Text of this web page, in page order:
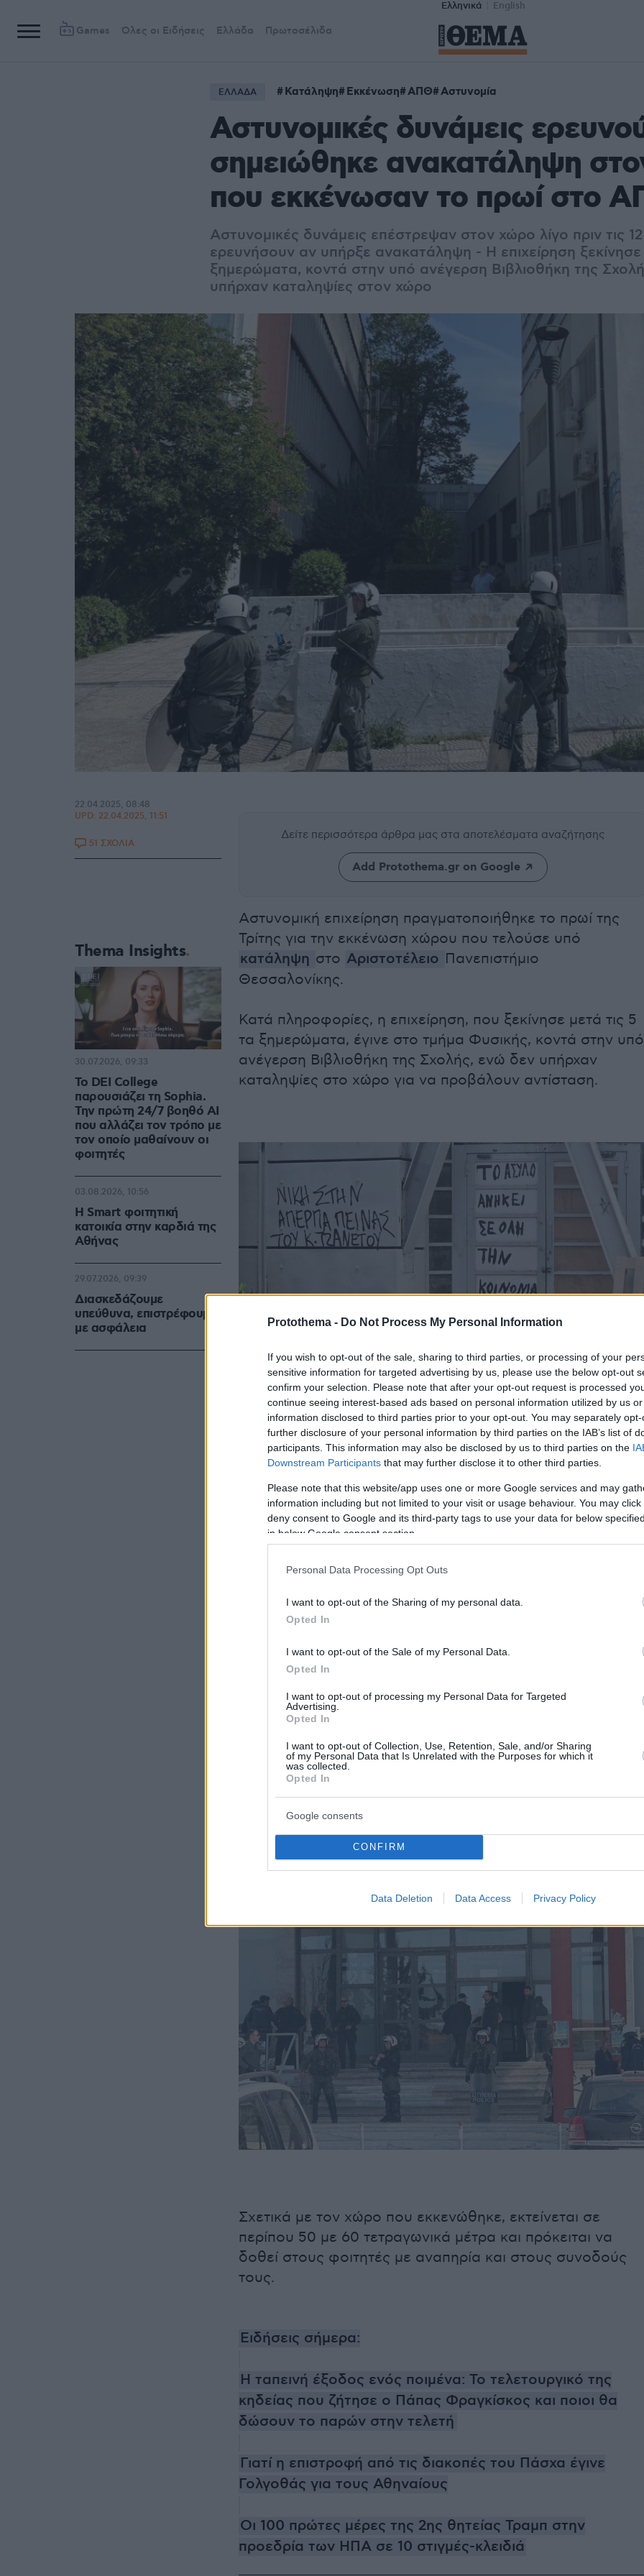
Protothema - Do Not Process My Personal Information
If you wish to opt-out of the sale, sharing to third parties, or processing of your
sensitive information for targeted advertising by us, please use the below opt-out
confirm your selection. Please note that after your opt-out request is processed
continue seeing interest-based ads based on personal information utilized by us
information disclosed to third parties prior to your opt-out. You may separately
further disclosure of your personal information by third parties on the IAB’s list of
participants. This information may also be disclosed by us to third parties on the
Downstream Participants that may further disclose it to other third parties.
Please note that this website/app uses one or more Google services and may
information including but not limited to your visit or usage behaviour. You may
deny consent to Google and its third-party tags to use your data for below
in below Google consent section.
Personal Data Processing Opt Outs
I want to opt-out of the Sharing of my personal data.
Opted In
I want to opt-out of the Sale of my Personal Data.
Opted In
I want to opt-out of processing my Personal Data for Targeted
Advertising.
Opted In
I want to opt-out of Collection, Use, Retention, Sale, and/or Sharing
of my Personal Data that Is Unrelated with the Purposes for which it
was collected.
Opted In
Google consents
CONFIRM
Data Deletion Data Access Privacy Policy
Ελληνικά English
Games Όλες οι Ειδήσεις Ελλάδα Πρωτοσέλιδα
ΕΛΛΑΔΑ Κατάληψη Εκκένωση ΑΠΘ Αστυνομία
Αστυνομικές δυνάμεις
σημειώθηκε ανακατάληψη
που εκκένωσαν το πρωί στο
Αστυνομικές δυνάμεις επέστρεψαν στον χώρο λίγο πριν τις
ερευνήσουν αν υπήρξε ανακατάληψη - Η επιχείρηση ξεκίνησε
ξημερώματα, κοντά στην υπό ανέγερση Βιβλιοθήκη της
υπήρχαν καταληψίες στον χώρο
Δείτε περισσότερα άρθρα μας στα αποτελέσματα αναζήτησης
Add Protothema.gr on Google
Αστυνομική επιχείρηση πραγματοποιήθηκε το πρωί της
Τρίτης για την εκκένωση χώρου που τελούσε υπό
κατάληψη στο Αριστοτέλειο Πανεπιστήμιο
Θεσσαλονίκης.
Κατά πληροφορίες, η επιχείρηση, που ξεκίνησε μετά τις 5
τα ξημερώματα, έγινε στο τμήμα Φυσικής, κοντά στην υπό
ανέγερση Βιβλιοθήκη της Σχολής, ενώ δεν υπήρχαν
καταληψίες στο χώρο για να προβάλουν αντίσταση.
Στο μεταξύ, λίγο πριν τις 12 το μεσημέρι, αστυνομικές
δυνάμεις βρέθηκαν τόσο στην κύρια είσοδο της Σχολής
Θετικών Επιστημών, όσο και στην είσοδο του κτιρίου που
το πρωί έγινε εκκένωση για να διερευνήσουν αν υπήρξε
ανακατάληψη.
Σχετικά με τον χώρο που εκκενώθηκε, εκτείνεται σε
περίπου 50 με 60 τετραγωνικά μέτρα και πρόκειται να
δοθεί στους φοιτητές με αναπηρία και στους συνοδούς
τους.
Ειδήσεις σήμερα:
Η ταπεινή έξοδος ενός ποιμένα: Το τελετουργικό της
κηδείας που ζήτησε ο Πάπας Φραγκίσκος και ποιοι θα
δώσουν το παρών στην τελετή
Γιατί η επιστροφή από τις διακοπές του Πάσχα έγινε
Γολγοθάς για τους Αθηναίους
Οι 100 πρώτες μέρες της 2ης θητείας Τραμπ στην
προεδρία των ΗΠΑ σε 10 στιγμές-κλειδιά
22.04.2025, 08:48
UPD: 22.04.2025, 11:51
51 ΣΧΟΛΙΑ
Thema Insights
Το DEI College
παρουσιάζει τη Sophia.
Την πρώτη 24/7 βοηθό AI
που αλλάζει τον τρόπο με
τον οποίο μαθαίνουν οι
φοιτητές
30.07.2026, 09:33
Η Smart φοιτητική
κατοικία στην καρδιά της
Αθήνας
03.08.2026, 10:56
Διασκεδάζουμε
υπεύθυνα, επιστρέφουμε
με ασφάλεια
29.07.2026, 09:39